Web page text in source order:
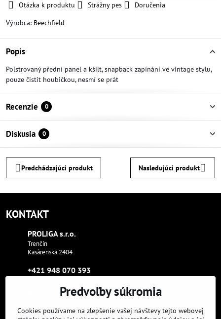
Otázka k produktu Strážny pes
Doručenia
Výrobca: Beechfield
Popis
Polstrovaný přední panel a kšilt, snapback zapínání ve vintage stylu,
pouze čistit houbičkou, nesmí se prát
Recenzie 0
Diskusia 0
Predchádzajúci produkt Nasledujúci produkt
KONTAKT
PROLIGA s​.r​.o​.
Trenčín
Kasárenská 2404
+421 948 070 393
proliga​@proliga​.eu
Sme tam, kde aj vy:
Predvoľby súkromia
Cookies používame na zlepšenie vašej návštevy tejto webovej